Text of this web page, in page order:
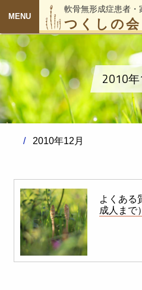
MENU 軟骨無形成症患者
つくしの会
2010
2010年12月
よくある
成人まで